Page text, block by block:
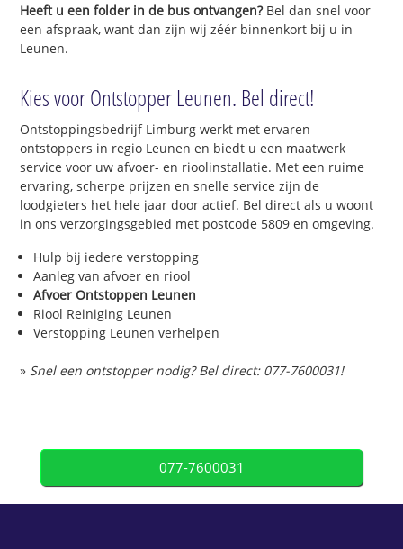
Heeft u een folder in de bus ontvangen?Bel dan snel voor
een afspraak, want dan zijn wij zéér binnenkort bij u in
Leunen.
Kies voor Ontstopper Leunen. Bel direct!
Ontstoppingsbedrijf Limburg werkt met ervaren
ontstoppers in regio Leunen en biedt u een maatwerk
service voor uw afvoer- en rioolinstallatie. Met een ruime
ervaring, scherpe prijzen en snelle service zijn de
loodgieters het hele jaar door actief. Bel direct als u woont
in ons verzorgingsgebied met postcode 5809 en omgeving.
Hulp bij iedere verstopping
Aanleg van afvoer en riool
Afvoer Ontstoppen Leunen
Riool Reiniging Leunen
Verstopping Leunen verhelpen
» Snel een ontstopper nodig? Bel direct: 077-7600031!
077-7600031